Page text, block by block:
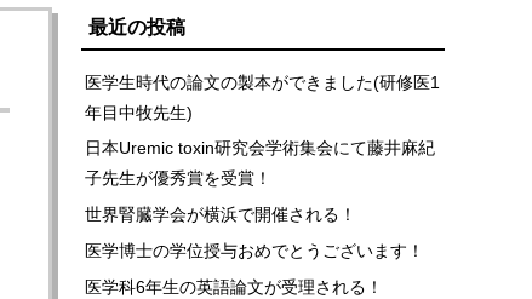
最近の投稿
医学生時代の論文の製本ができました(研修医1
年目中牧先生)
日本Uremic toxin研究会学術集会にて藤井麻紀
子先生が優秀賞を受賞！
世界腎臓学会が横浜で開催される！
医学博士の学位授与おめでとうございます！
医学科6年生の英語論文が受理される！